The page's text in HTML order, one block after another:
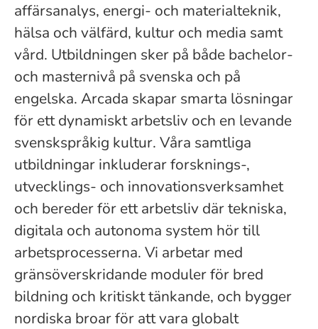
affärsanalys, energi- och materialteknik,
hälsa och välfärd, kultur och media samt
vård. Utbildningen sker på både bachelor-
och masternivå på svenska och på
engelska. Arcada skapar smarta lösningar
för ett dynamiskt arbetsliv och en levande
svenskspråkig kultur. Våra samtliga
utbildningar inkluderar forsknings-,
utvecklings- och innovationsverksamhet
och bereder för ett arbetsliv där tekniska,
digitala och autonoma system hör till
arbetsprocesserna. Vi arbetar med
gränsöverskridande moduler för bred
bildning och kritiskt tänkande, och bygger
nordiska broar för att vara globalt